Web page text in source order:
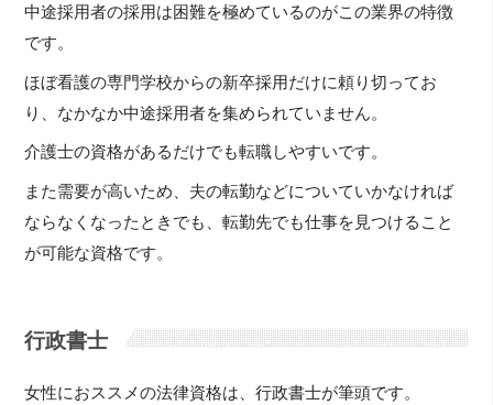
中途採用者の採用は困難を極めているのがこの業界の特徴
です。
ほぼ看護の専門学校からの新卒採用だけに頼り切ってお
り、なかなか中途採用者を集められていません。
介護士の資格があるだけでも転職しやすいです。
また需要が高いため、夫の転勤などについていかなければ
ならなくなったときでも、転勤先でも仕事を見つけること
が可能な資格です。
行政書士
女性におススメの法律資格は、行政書士が筆頭です。